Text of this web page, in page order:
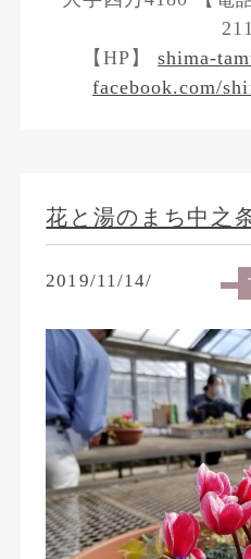
【HP】shima-
facebook.com/
花と湯のまち中之
2019/11/14/